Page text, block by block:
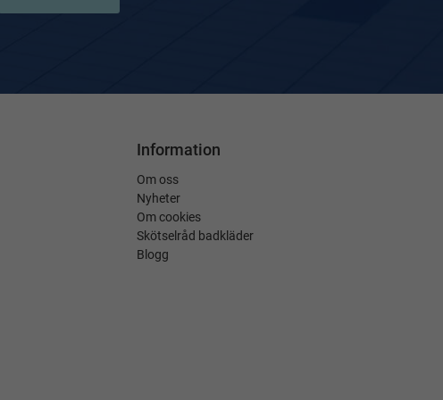
Information
Om oss
Nyheter
Om cookies
Skötselråd badkläder
Blogg